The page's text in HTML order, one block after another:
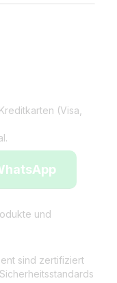
(Visa,
und
sind zertifiziert